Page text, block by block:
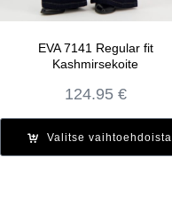
EVA 7141 Regular fit
Kashmirsekoite
124.95 €
Valitse vaihtoehdoista